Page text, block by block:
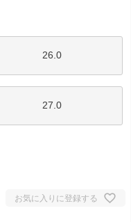
26.0
27.0
お気に入りに登録する